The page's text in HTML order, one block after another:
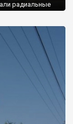
радиальные